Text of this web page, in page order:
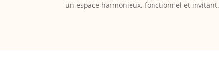
un espace harmonieux, fonctionnel et invitant.